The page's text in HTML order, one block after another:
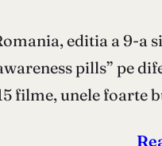
editia a 9-
pills” pe
filme, unele foarte